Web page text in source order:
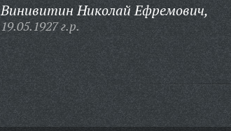
Винивитин Николай Ефремович,
19.05.1927 г.р.